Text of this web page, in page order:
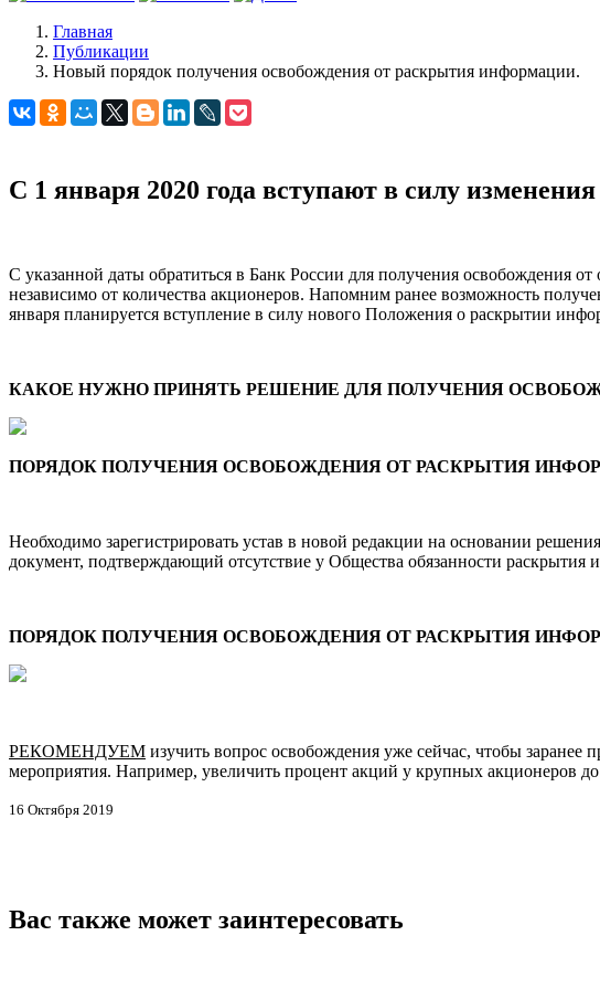
Главная
Публикации
Новый порядок получения освобождения от раскрытия информации.
С 1 января 2020 года вступают в силу
С указанной даты обратиться в Банк России для получения освобождения
независимо от количества акционеров. Напомним ранее возможность
января планируется вступление в силу нового Положения о раскрытии
КАКОЕ НУЖНО ПРИНЯТЬ РЕШЕНИЕ ДЛЯ ПОЛУЧЕНИЯ
ПОРЯДОК ПОЛУЧЕНИЯ ОСВОБОЖДЕНИЯ ОТ РАСКРЫТИЯ
Необходимо зарегистрировать устав в новой редакции на основании
документ, подтверждающий отсутствие у Общества обязанности
ПОРЯДОК ПОЛУЧЕНИЯ ОСВОБОЖДЕНИЯ ОТ РАСКРЫТИЯ
РЕКОМЕНДУЕМ изучить вопрос освобождения уже сейчас, чтобы
мероприятия. Например, увеличить процент акций у крупных акционеров
16 Октября 2019
Вас также может заинтересовать